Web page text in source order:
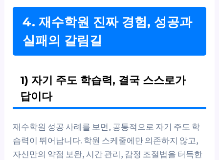
4. 재수학원 진짜 경험, 성공과
실패의 갈림길
1) 자기 주도 학습력, 결국 스스로가
답이다
재수학원 성공 사례를 보면, 공통적으로 자기 주도 학
습력이 뛰어납니다. 학원 스케줄에만 의존하지 않고,
자신만의 약점 보완, 시간 관리, 감정 조절법을 터득한